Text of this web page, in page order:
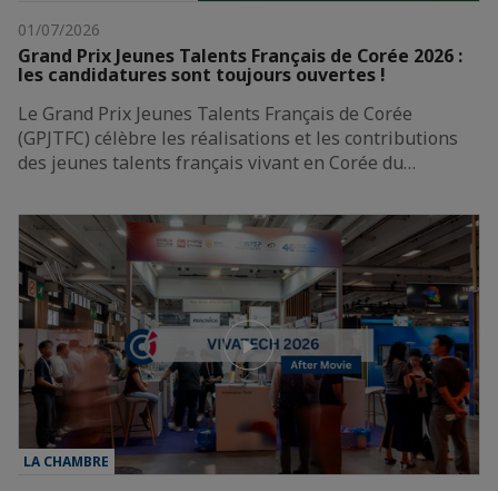
01/07/2026
Grand Prix Jeunes Talents Français de Corée 2026 :
les candidatures sont toujours ouvertes !
Le Grand Prix Jeunes Talents Français de Corée
(GPJTFC) célèbre les réalisations et les contributions
des jeunes talents français vivant en Corée du…
LA CHAMBRE